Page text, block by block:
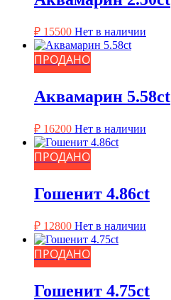
₽ 15500 Нет в наличии
ПРОДАНО
Аквамарин 5.58ct
₽ 16200 Нет в наличии
ПРОДАНО
Гошенит 4.86ct
₽ 12800 Нет в наличии
ПРОДАНО
Гошенит 4.75ct